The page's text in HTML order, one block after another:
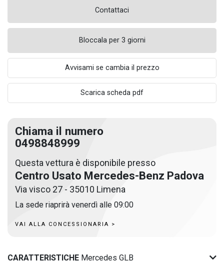
Contattaci
Bloccala per 3 giorni
Avvisami se cambia il prezzo
Scarica scheda pdf
Chiama il numero
0498848999
Questa vettura è disponibile presso
Centro Usato Mercedes-Benz Padova
Via visco 27 - 35010 Limena
La sede riaprirà venerdì alle 09:00
VAI ALLA CONCESSIONARIA >
CARATTERISTICHE Mercedes GLB